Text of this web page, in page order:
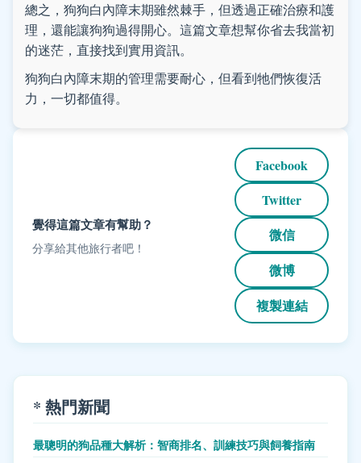
總之，狗狗白內障末期雖然棘手，但透過正確治療和護
理，還能讓狗狗過得開心。這篇文章想幫你省去我當初
的迷茫，直接找到實用資訊。
狗狗白內障末期的管理需要耐心，但看到牠們恢復活
力，一切都值得。
覺得這篇文章有幫助？
分享給其他旅行者吧！
Facebook
Twitter
微信
微博
複製連結
* 熱門新聞
最聰明的狗品種大解析：智商排名、訓練技巧與飼養指南